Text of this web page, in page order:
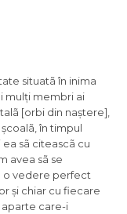
situatã în inima
mulți membri ai
[orbi din naștere],
în timpul
sã citeascã cu
avea sã se
o vedere perfect
și chiar cu fiecare
aparte care-i